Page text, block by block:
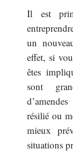
Il est
un
effet, si
êtes
sont
résilié ou
mieux
situations